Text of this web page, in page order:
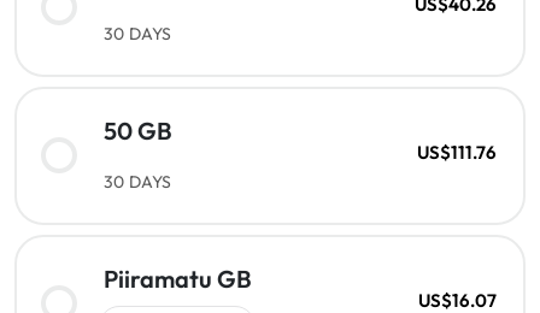
30 DAYS
50 GB
30 DAYS
US$111.76
Piiramatu GB
US$16.07